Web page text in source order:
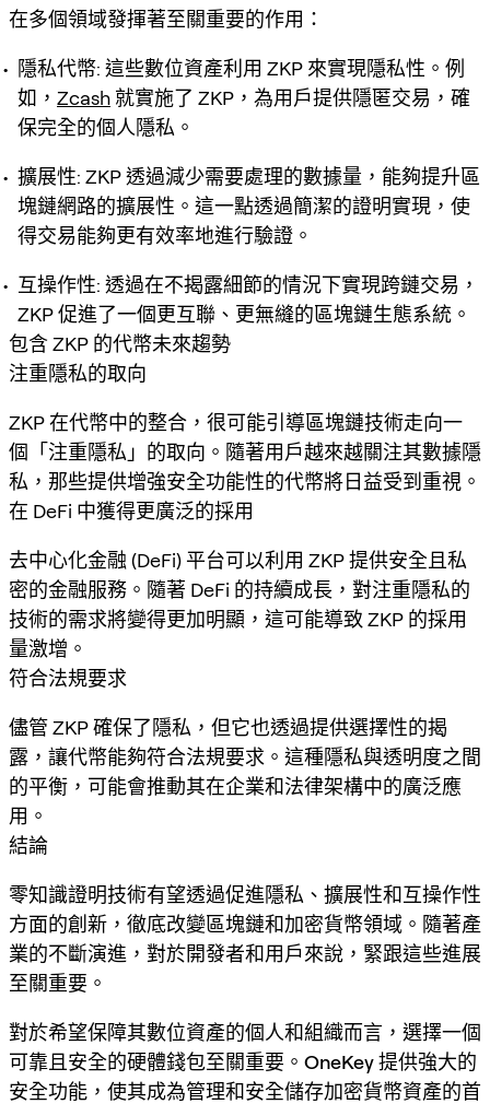
在多個領域發揮著至關重要的作用：
隱私代幣: 這些數位資產利用 ZKP 來實現隱私性。例
如， Zcash 就實施了 ZKP，為用戶提供隱匿交易，確
保完全的個人隱私。
擴展性: ZKP 透過減少需要處理的數據量，能夠提升區
塊鏈網路的擴展性。這一點透過簡潔的證明實現，使
得交易能夠更有效率地進行驗證。
互操作性: 透過在不揭露細節的情況下實現跨鏈交易，
ZKP 促進了一個更互聯、更無縫的區塊鏈生態系統。
包含 ZKP 的代幣未來趨勢
注重隱私的取向
ZKP 在代幣中的整合，很可能引導區塊鏈技術走向一
個「注重隱私」的取向。隨著用戶越來越關注其數據隱
私，那些提供增強安全功能性的代幣將日益受到重視。
在 DeFi 中獲得更廣泛的採用
去中心化金融 (DeFi) 平台可以利用 ZKP 提供安全且私
密的金融服務。隨著 DeFi 的持續成長，對注重隱私的
技術的需求將變得更加明顯，這可能導致 ZKP 的採用
量激增。
符合法規要求
儘管 ZKP 確保了隱私，但它也透過提供選擇性的揭
露，讓代幣能夠符合法規要求。這種隱私與透明度之間
的平衡，可能會推動其在企業和法律架構中的廣泛應
用。
結論
零知識證明技術有望透過促進隱私、擴展性和互操作性
方面的創新，徹底改變區塊鏈和加密貨幣領域。隨著產
業的不斷演進，對於開發者和用戶來說，緊跟這些進展
至關重要。
對於希望保障其數位資產的個人和組織而言，選擇一個
可靠且安全的硬體錢包至關重要。 OneKey提供強大的
安全功能，使其成為管理和安全儲存加密貨幣資產的首